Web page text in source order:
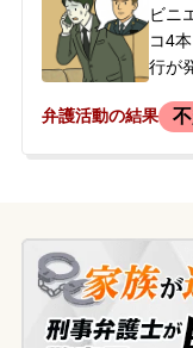
連絡
応に
れま
ビニ
コ4
行が
た。
弁護活動の結果